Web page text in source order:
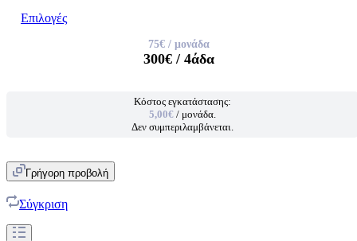
Επιλογές
75€/ μονάδα
300€/ 4άδα
Κόστος εγκατάστασης:
5,00€ / μονάδα.
Δεν συμπεριλαμβάνεται.
Γρήγορη προβολή
Σύγκριση